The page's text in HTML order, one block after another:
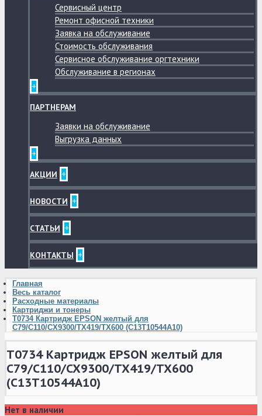
Сервисный центр
Ремонт офисной техники
Заявка на обслуживание
Стоимость обслуживания
Сервисное обслуживание оргтехники
Обслуживание в регионах
+
ПАРТНЕРАМ
Заявки на обслуживание
Выгрузка данных
+
АКЦИИ +
НОВОСТИ +
СТАТЬИ +
КОНТАКТЫ +
Главная
Весь каталог
Расходные материалы
Картриджи и тонеры
T0734 Картридж EPSON желтый для
C79/C110/CX9300/TX419/TX600 (C13T10544A10)
T0734 Картридж EPSON желтый для
C79/C110/CX9300/TX419/TX600
(C13T10544A10)
Нет в наличии